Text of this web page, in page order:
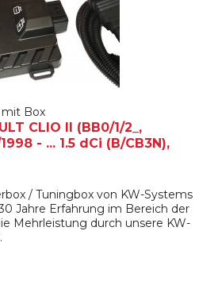
Box
CLIO II (BB0/1/2_,
- ... 1.5 dCi (B/CB3N),
/ Tuningbox von KW-Systems
Jahre Erfahrung im Bereich der
Mehrleistung durch unsere KW-